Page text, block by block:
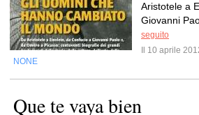
Aristotele a
Giovanni
seguito
Il 10 aprile
NONE
Que te vaya bien